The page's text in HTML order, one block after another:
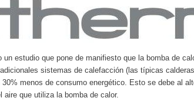
un estudio que pone de manifiesto que la bomba de
sistemas de calefacción (las típicas
menos de consumo energético. Esto se debe al
aire que utiliza la bomba de calor.